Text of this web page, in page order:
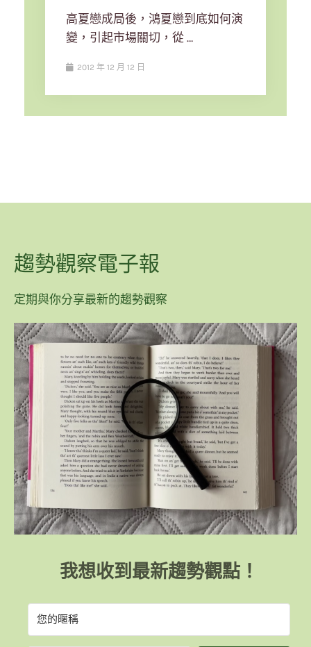
高夏戀成局後，鴻夏戀到底如何演
變，引起市場關切，從 …
2012 年 12 月 12 日
趨勢觀察電子報
定期與你分享最新的趨勢觀察
我想收到最新趨勢觀點！